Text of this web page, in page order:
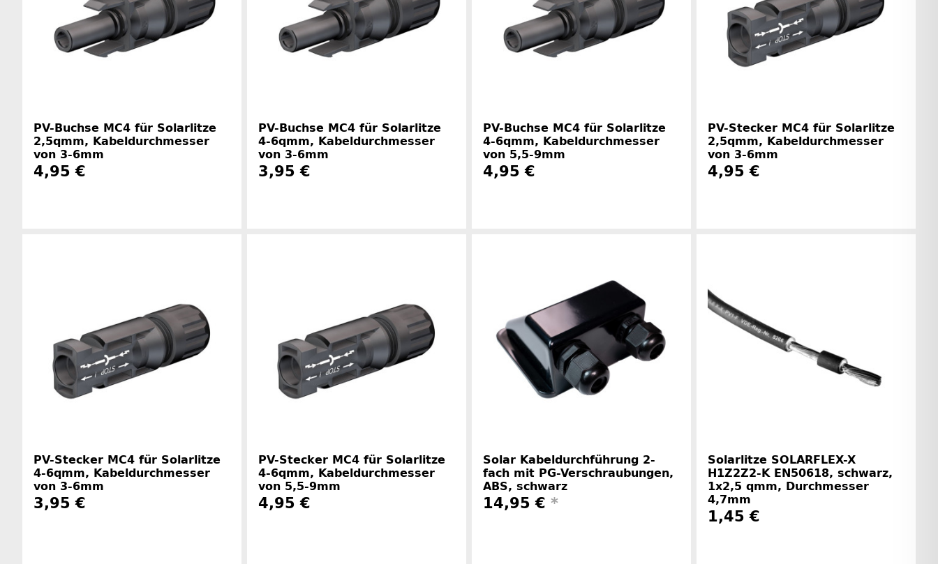
PV-Buchse MC4 für Solarlitze
2,5qmm, Kabeldurchmesser
von 3-6mm
4,95 €
PV-Buchse MC4 für Solarlitze
4-6qmm, Kabeldurchmesser
von 3-6mm
3,95 €
PV-Buchse MC4 für Solarlitze
4-6qmm, Kabeldurchmesser
von 5,5-9mm
4,95 €
PV-Stecker MC4 für Solarlitze
2,5qmm, Kabeldurchmesser
von 3-6mm
4,95 €
PV-Stecker MC4 für Solarlitze
4-6qmm, Kabeldurchmesser
von 3-6mm
3,95 €
PV-Stecker MC4 für Solarlitze
4-6qmm, Kabeldurchmesser
von 5,5-9mm
4,95 €
Solar Kabeldurchführung 2-
fach mit PG-Verschraubungen,
ABS, schwarz
14,95 € *
Solarlitze SOLARFLEX-X
H1Z2Z2-K EN50618, schwarz,
1x2,5 qmm, Durchmesser
4,7mm
1,45 €